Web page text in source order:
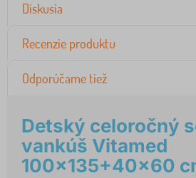
Diskusia
Recenzie produktu
Odporúčame tiež
Detský celoročný
vankúš Vitamed
100x135+40x60